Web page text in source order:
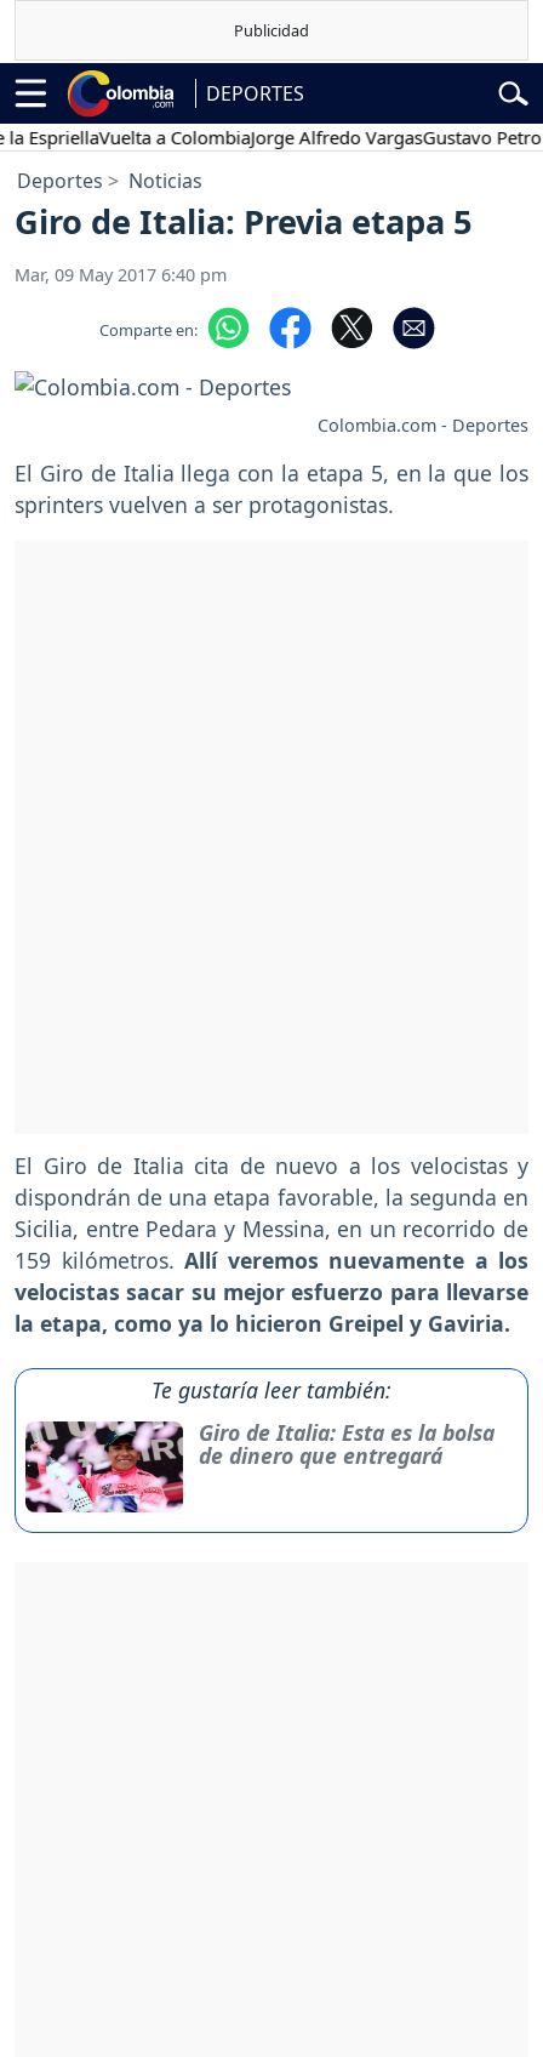
DEPORTES
Vuelta a ColombiaJorge Alfredo VargasGustavo Petro
Deportes Noticias
Giro de Italia: Previa etapa 5
Mar, 09 May 2017 6:40 pm
Comparte en:
Colombia.com - Deportes
El Giro de Italia llega con la etapa 5, en la que los
sprinters vuelven a ser protagonistas.
El Giro de Italia cita de nuevo a los velocistas y
dispondrán de una etapa favorable, la segunda en
Sicilia, entre Pedara y Messina, en un recorrido de
159 kilómetros. Allí veremos nuevamente a los
velocistas sacar su mejor esfuerzo para llevarse
la etapa, como ya lo hicieron Greipel y Gaviria.
Te gustaría leer también:
Giro de Italia: Esta es la bolsa
de dinero que entregará